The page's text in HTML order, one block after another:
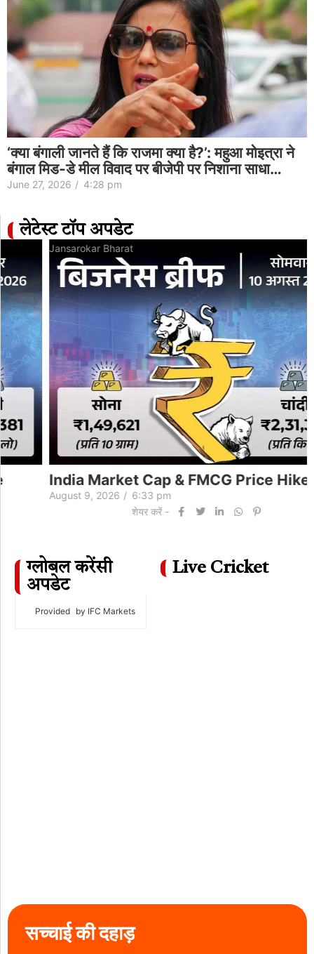
‘क्या बंगाली जानते हैं कि राजमा क्या है?’: महुआ मोइत्रा ने
बंगाल मिड-डे मील विवाद पर बीजेपी पर निशाना साधा…
June 27, 2026 / 4:28 pm
लेटेस्ट टॉप अपडेट
Jansarokar Bharat
India Market Cap & FMCG Price Hike
August 9, 2026 / 6:33 pm
ग्लोबल करेंसी
अपडेट
Provided by IFC Markets
Live Cricket
सच्चाई की दहाड़